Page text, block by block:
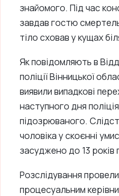
знайомого. Під час
завдав гостю
тіло сховав у кущах
Як повідомляють в
поліції Вінницької
виявили випадкові
наступного дня
підозрюваного.
чоловіка у скоєнні
засуджено до 13 років
Розслідування провели
процесуальним